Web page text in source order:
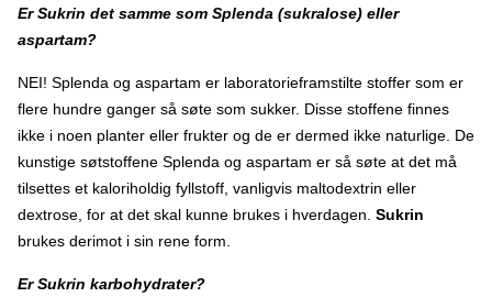
Er Sukrin det samme som Splenda (sukralose) eller
aspartam?
NEI! Splenda og aspartam er laboratorieframstilte stoffer som er
flere hundre ganger så søte som sukker. Disse stoffene finnes
ikke i noen planter eller frukter og de er dermed ikke naturlige. De
kunstige søtstoffene Splenda og aspartam er så søte at det må
tilsettes et kaloriholdig fyllstoff, vanligvis maltodextrin eller
dextrose, for at det skal kunne brukes i hverdagen. Sukrin
brukes derimot i sin rene form.
Er Sukrin karbohydrater?